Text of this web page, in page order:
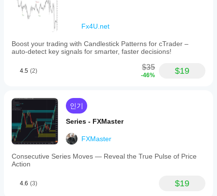
Fx4U.net
Boost your trading with Candlestick Patterns for cTrader –
auto-detect key signals for smarter, faster decisions!
4.5 (2) $35
-46% $19
인기
Series - FXMaster
FXMaster
Consecutive Series Moves — Reveal the True Pulse of Price
Action
4.6 (3) $19